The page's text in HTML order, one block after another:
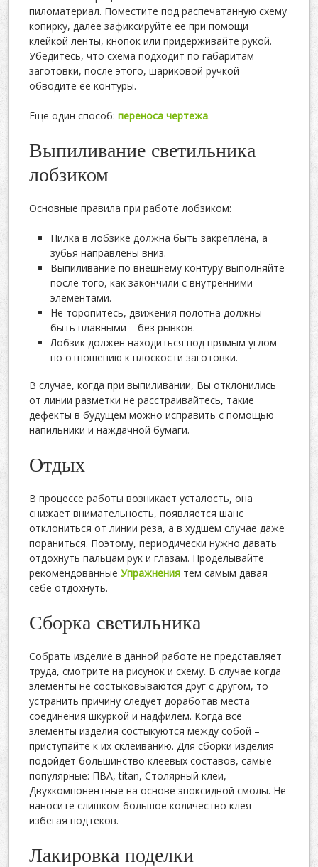
пиломатериал. Поместите под распечатанную схему
копирку, далее зафиксируйте ее при помощи
клейкой ленты, кнопок или придерживайте рукой.
Убедитесь, что схема подходит по габаритам
заготовки, после этого, шариковой ручкой
обводите ее контуры.
Еще один способ:переноса чертежа.
Выпиливание светильника
лобзиком
Основные правила при работе лобзиком:
Пилка в лобзике должна быть закреплена, а
зубья направлены вниз.
Выпиливание по внешнему контуру выполняйте
после того, как закончили с внутренними
элементами.
Не торопитесь, движения полотна должны
быть плавными – без рывков.
Лобзик должен находиться под прямым углом
по отношению к плоскости заготовки.
В случае, когда при выпиливании, Вы отклонились
от линии разметки не расстраивайтесь, такие
дефекты в будущем можно исправить с помощью
напильники и наждачной бумаги.
Отдых
В процессе работы возникает усталость, она
снижает внимательность, появляется шанс
отклониться от линии реза, а в худшем случае даже
пораниться. Поэтому, периодически нужно давать
отдохнуть пальцам рук и глазам. Проделывайте
рекомендованныеУпражнения тем самым давая
себе отдохнуть.
Сборка светильника
Собрать изделие в данной работе не представляет
труда, смотрите на рисунок и схему. В случае когда
элементы не состыковываются друг с другом, то
устранить причину следует доработав места
соединения шкуркой и надфилем. Когда все
элементы изделия состыкуются между собой –
приступайте к их склеиванию. Для сборки изделия
подойдет большинство клеевых составов, самые
популярные: ПВА, titan, Столярный клеи,
Двухкомпонентные на основе эпоксидной смолы. Не
наносите слишком большое количество клея
избегая подтеков.
Лакировка поделки